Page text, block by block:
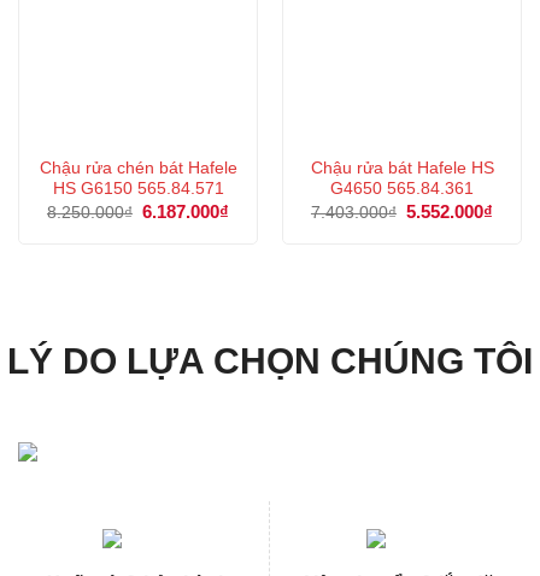
Chậu rửa chén bát Hafele
HS G6150 565.84.571
8.250.000₫ Giá
6.187.000₫
Chậu rửa bát Hafele HS
G4650 565.84.361
7.403.000₫ Giá
5.552.000₫
LÝ DO LỰA CHỌN CHÚNG TÔI